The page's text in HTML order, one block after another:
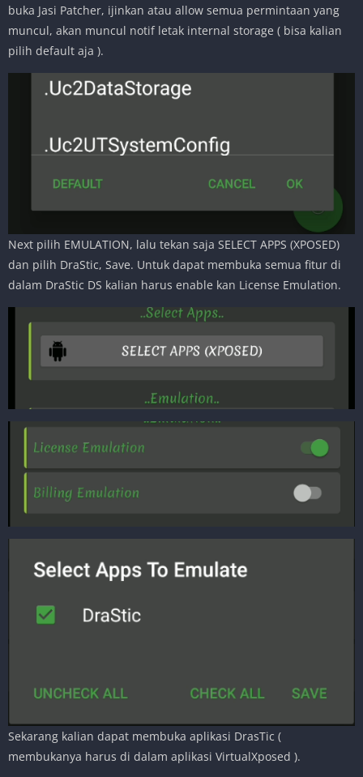
buka Jasi Patcher, ijinkan atau allow semua permintaan yang
muncul, akan muncul notif letak internal storage ( bisa kalian
pilih default aja ).
Next pilih EMULATION, lalu tekan saja SELECT APPS (XPOSED)
dan pilih DraStic, Save. Untuk dapat membuka semua fitur di
dalam DraStic DS kalian harus enable kan License Emulation.
Sekarang kalian dapat membuka aplikasi DrasTic (
membukanya harus di dalam aplikasi VirtualXposed ).